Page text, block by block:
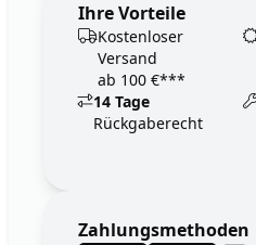
Ihre Vorteile
Kostenloser
Versand
ab 100 €***
14 Tage
Rückgaberecht
Zahlungsmethoden